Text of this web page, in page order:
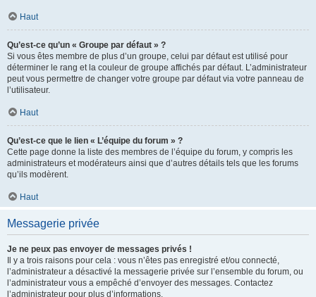
Haut
Qu’est-ce qu’un « Groupe par défaut » ?
Si vous êtes membre de plus d’un groupe, celui par défaut est utilisé pour
déterminer le rang et la couleur de groupe affichés par défaut. L’administrateur
peut vous permettre de changer votre groupe par défaut via votre panneau de
l’utilisateur.
Haut
Qu’est-ce que le lien « L’équipe du forum » ?
Cette page donne la liste des membres de l’équipe du forum, y compris les
administrateurs et modérateurs ainsi que d’autres détails tels que les forums
qu’ils modèrent.
Haut
Messagerie privée
Je ne peux pas envoyer de messages privés !
Il y a trois raisons pour cela : vous n’êtes pas enregistré et/ou connecté,
l’administrateur a désactivé la messagerie privée sur l’ensemble du forum, ou
l’administrateur vous a empêché d’envoyer des messages. Contactez
l’administrateur pour plus d’informations.